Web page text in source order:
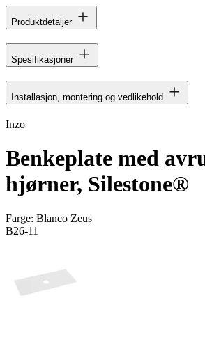
Produktdetaljer
Spesifikasjoner
Installasjon, montering og vedlikehold
Inzo
Benkeplate med
hjørner, Silestone®
Farge: Blanco Zeus
B26-11